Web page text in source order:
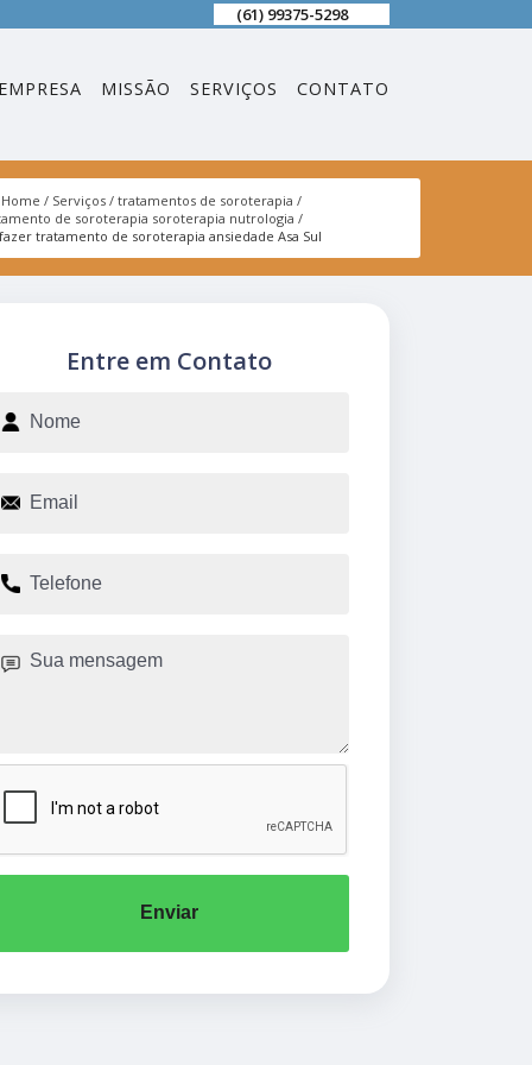
(61) 99375-5298
MISSÃO SERVIÇOS CONTATO
Home Serviços
tratamentos de soroterapia
de soroterapia soroterapia nutrologia
tratamento de soroterapia ansiedade Asa Sul
Entre em Contato
Enviar